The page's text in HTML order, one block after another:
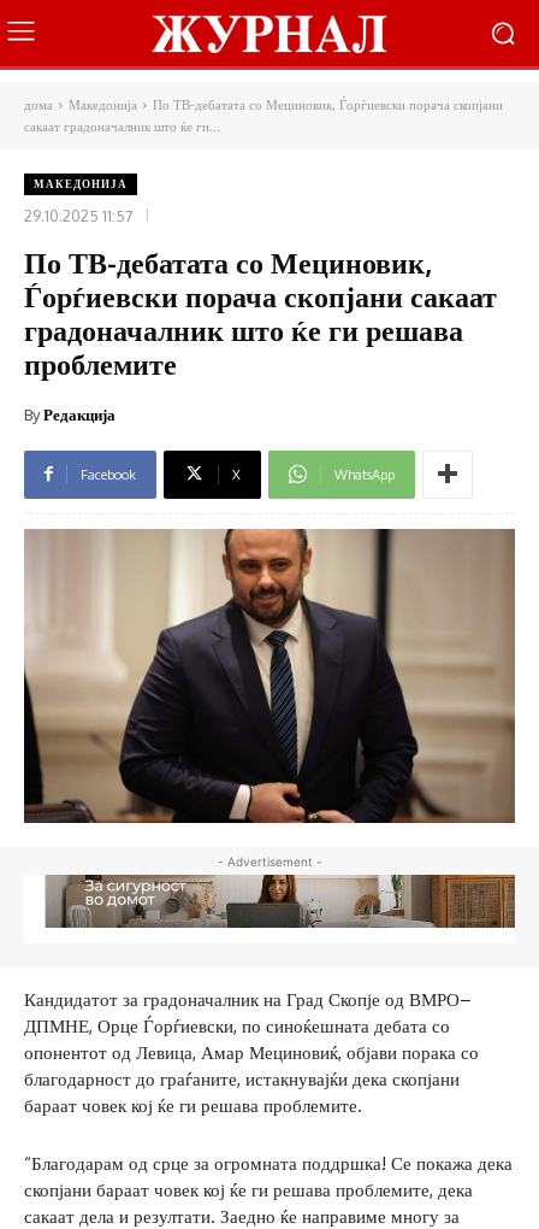
дома Македонија
По ТВ-дебатата со Мециновик, Ѓорѓиевски порача скопјани
сакаат градоначалник што ќе ги...
МАКЕДОНИЈА
29.10.2025 11:57
По ТВ-дебатата со Мециновик,
Ѓорѓиевски порача скопјани сакаат
градоначалник што ќе ги решава
проблемите
ByРедакција
Facebook X WhatsApp
- Advertisement -
Кандидатот за градоначалник на Град Скопје од ВМРО–
ДПМНЕ, Орце Ѓорѓиевски, по синоќешната дебата со
опонентот од Левица, Амар Мециновиќ, објави порака со
благодарност до граѓаните, истакнувајќи дека скопјани
бараат човек кој ќе ги решава проблемите.
“Благодарам од срце за огромната поддршка! Се покажа дека
скопјани бараат човек кој ќе ги решава проблемите, дека
сакаат дела и резултати. Заедно ќе направиме многу за